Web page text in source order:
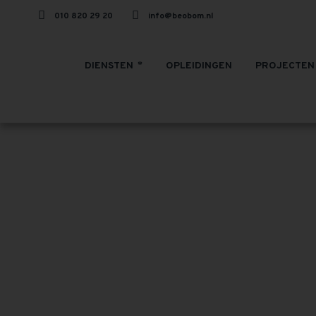
010 820 29 20 info@beobom.nl
DIENSTEN OPLEIDINGEN PROJECTEN